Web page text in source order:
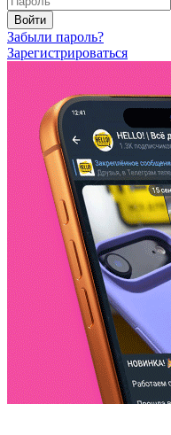
Войти
Забыли пароль?
Зарегистрироваться